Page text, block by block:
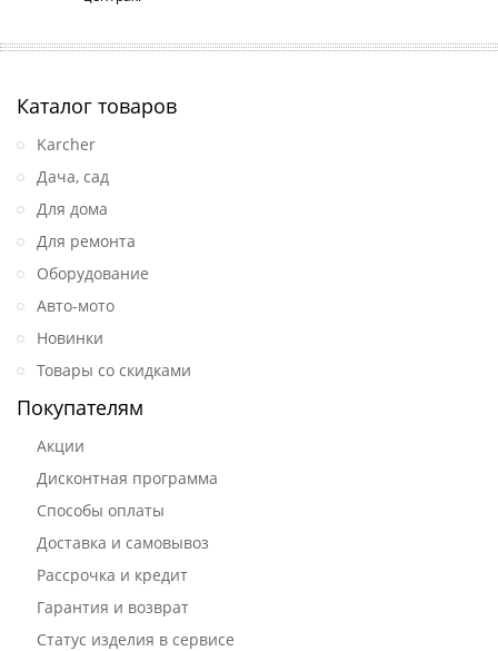
Каталог товаров
Karcher
Дача, сад
Для дома
Для ремонта
Оборудование
Авто-мото
Новинки
Товары со скидками
Покупателям
Акции
Дисконтная программа
Способы оплаты
Доставка и самовывоз
Рассрочка и кредит
Гарантия и возврат
Статус изделия в сервисе